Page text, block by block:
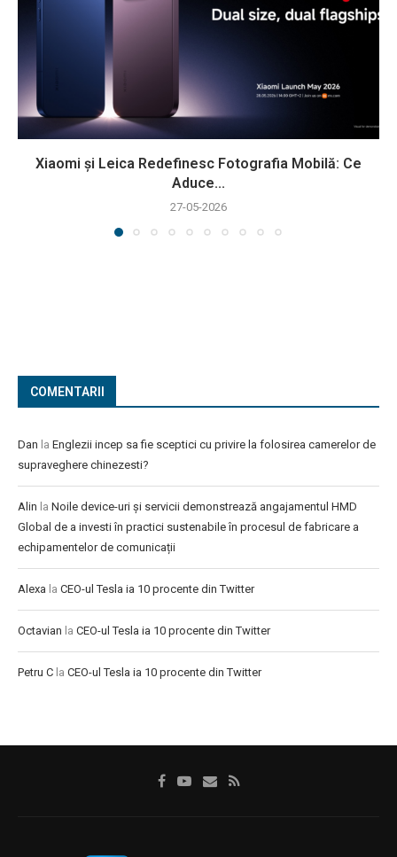
Xiaomi și Leica Redefinesc Fotografia Mobilă: Ce
Aduce...
27-05-2026
COMENTARII
Dan la Englezii incep sa fie sceptici cu privire la folosirea camerelor de
supraveghere chinezesti?
Alin la Noile device-uri și servicii demonstrează angajamentul HMD
Global de a investi în practici sustenabile în procesul de fabricare a
echipamentelor de comunicații
Alexa la CEO-ul Tesla ia 10 procente din Twitter
Octavian la CEO-ul Tesla ia 10 procente din Twitter
Petru C la CEO-ul Tesla ia 10 procente din Twitter